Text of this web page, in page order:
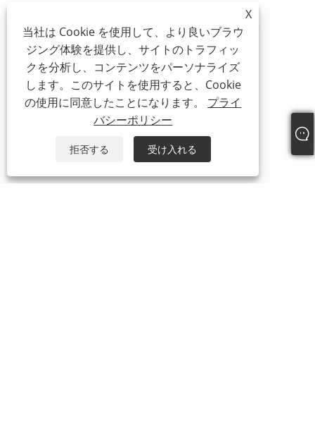
X
当社は Cookie を使用して、より良いブラウ
ジング体験を提供し、サイトのトラフィッ
クを分析し、コンテンツをパーソナライズ
します。このサイトを使用すると、Cookie
の使用に同意したことになります。 プライ
バシーポリシー
拒否する 受け入れる